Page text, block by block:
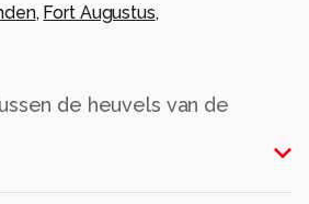
, Fort Augustus,
de heuvels van de